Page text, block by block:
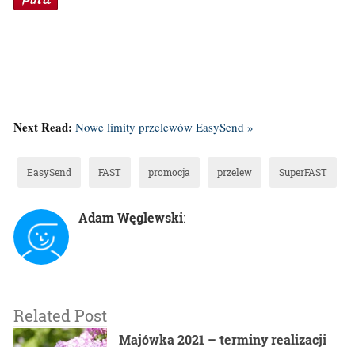
Next Read: Nowe limity przelewów EasySend »
EasySend FAST promocja przelew SuperFAST
Adam Węglewski:
Related Post
Majówka 2021 – terminy realizacji